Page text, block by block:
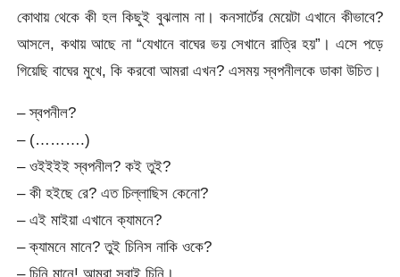
কোথায় থেকে কী হল কিছুই বুঝলাম না। কনসার্টের মেয়েটা এখানে কীভাবে?
আসলে, কথায় আছে না “যেখানে বাঘের ভয় সেখানে রাত্রি হয়”। এসে পড়ে
গিয়েছি বাঘের মুখে, কি করবো আমরা এখন? এসময় স্বপনীলকে ডাকা উচিত।
– স্বপনীল?
– (……….)
– ওইইইই স্বপনীল? কই তুই?
– কী হইছে রে? এত চিল্লাছিস কেনো?
– এই মাইয়া এখানে ক্যামনে?
– ক্যামনে মানে? তুই চিনিস নাকি ওকে?